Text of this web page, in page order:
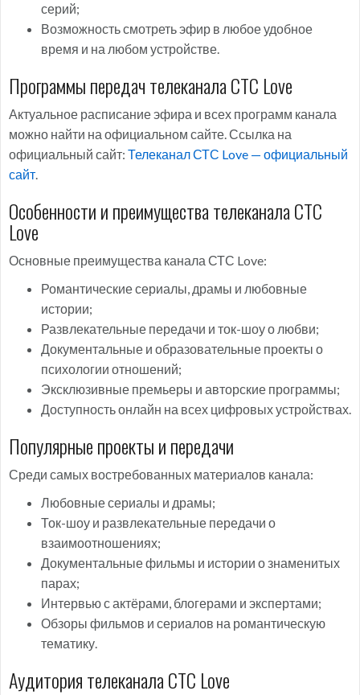
серий;
Возможность смотреть эфир в любое удобное
время и на любом устройстве.
Программы передач телеканала СТС Love
Актуальное расписание эфира и всех программ канала
можно найти на официальном сайте. Ссылка на
официальный сайт: Телеканал СТС Love — официальный
сайт.
Особенности и преимущества телеканала СТС
Love
Основные преимущества канала СТС Love:
Романтические сериалы, драмы и любовные
истории;
Развлекательные передачи и ток-шоу о любви;
Документальные и образовательные проекты о
психологии отношений;
Эксклюзивные премьеры и авторские программы;
Доступность онлайн на всех цифровых устройствах.
Популярные проекты и передачи
Среди самых востребованных материалов канала:
Любовные сериалы и драмы;
Ток-шоу и развлекательные передачи о
взаимоотношениях;
Документальные фильмы и истории о знаменитых
парах;
Интервью с актёрами, блогерами и экспертами;
Обзоры фильмов и сериалов на романтическую
тематику.
Аудитория телеканала СТС Love